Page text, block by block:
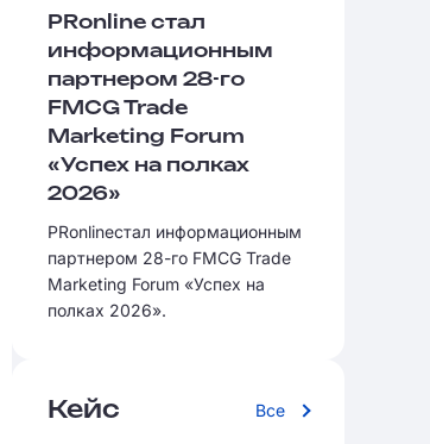
PRonline стал
информационным
партнером 28-го
FMCG Trade
Marketing Forum
«Успех на полках
2026»
PRonlineстал информационным
партнером 28-го FMCG Trade
Marketing Forum «Успех на
полках 2026».
Кейс Все